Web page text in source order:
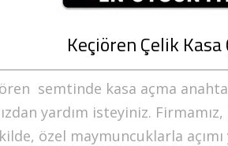
Keçiören Çelik
semtinde kasa açma
yardım isteyiniz.
özel maymuncuklarla